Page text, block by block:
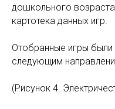
дошкольного
картотека данных игр.
Отобранные игры были
следующим
(Рисунок 4.